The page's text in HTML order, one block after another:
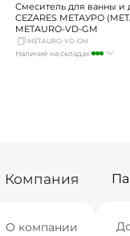
Смеситель для ванны и
CEZARES МЕТАУРО
METAURO-VD-GM
METAURO-VD-GM
Наличие на складах:
Компания
О компании